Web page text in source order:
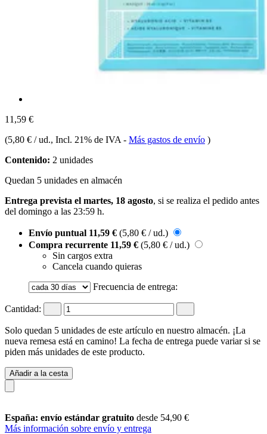
11,59 €
(5,80 € / ud., Incl. 21% de IVA - Más gastos de envío )
Contenido: 2 unidades
Quedan 5 unidades en almacén
Entrega prevista el martes, 18 agosto, si se realiza el pedido antes
del domingo a las 23:59 h.
Envío puntual 11,59 € (5,80 € / ud.)
Compra recurrente 11,59 € (5,80 € / ud.)
Sin cargos extra
Cancela cuando quieras
Frecuencia de entrega:
Cantidad:
Solo quedan 5 unidades de este artículo en nuestro almacén. ¡La
nueva remesa está en camino! La fecha de entrega puede variar si se
piden más unidades de este producto.
Añadir a la cesta
España: envío estándar gratuito desde 54,90 €
Más información sobre envío y entrega